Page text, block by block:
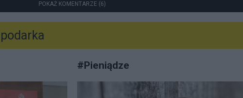
POKAŻ KOMENTARZE (6)
#Pieniądze